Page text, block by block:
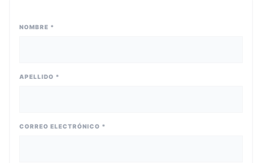
NOMBRE *
APELLIDO *
CORREO ELECTRÓNICO *